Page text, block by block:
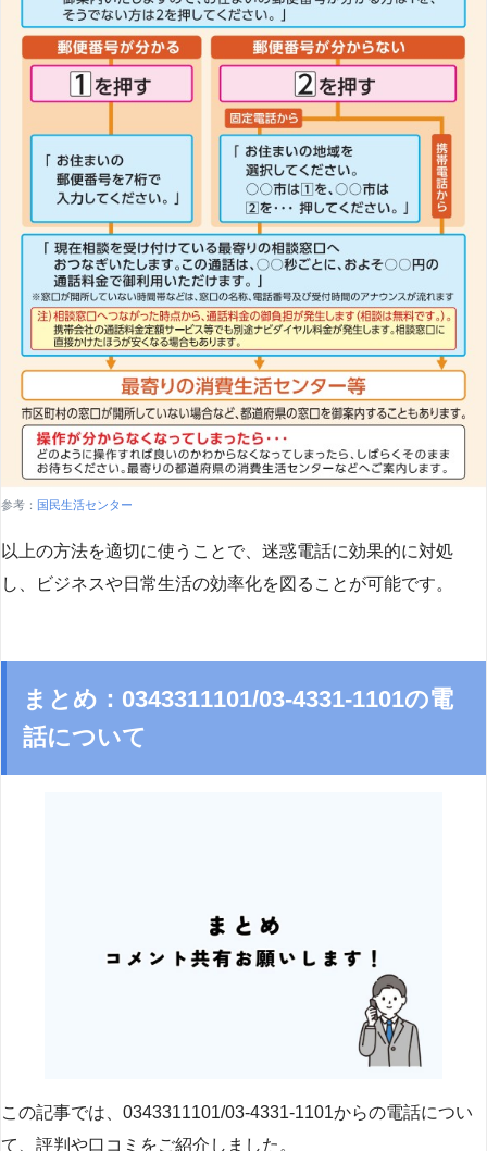
参考： 国民生活センター
以上の方法を適切に使うことで、迷惑電話に効果的に対処
し、ビジネスや日常生活の効率化を図ることが可能です。
まとめ：0343311101/03-4331-1101の電
話について
この記事では、0343311101/03-4331-1101からの電話につい
て、評判や口コミをご紹介しました。